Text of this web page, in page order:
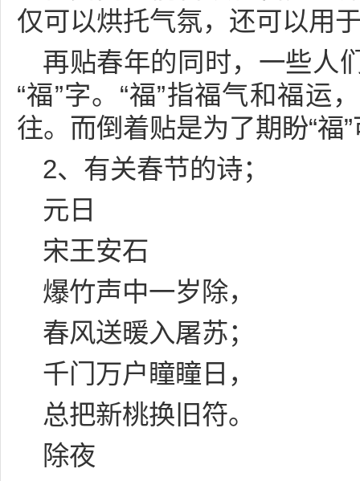
仅可以烘托气氛，还可以用
再贴春年的同时，一些人
“福”字。“福”指福气和福运
往。而倒着贴是为了期盼“福
2、有关春节的诗；
元日
宋王安石
爆竹声中一岁除，
春风送暖入屠苏；
千门万户瞳瞳日，
总把新桃换旧符。
除夜